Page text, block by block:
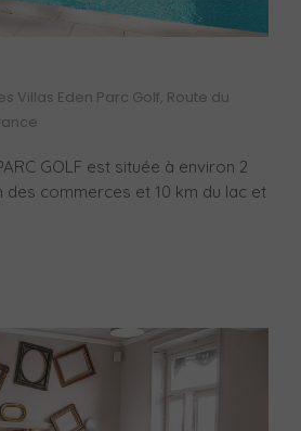
Villas Eden Parc Golf, Route du
GOLF est située à environ 2
des commerces et 10 km du lac et